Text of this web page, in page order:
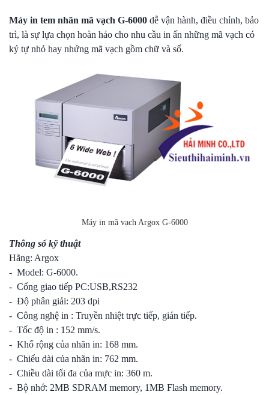
Máy in tem nhãn mã vạch G-6000 dễ vận hành, điều chỉnh, bảo
trì, là sự lựa chọn hoàn hảo cho nhu cầu in ấn những mã vạch có
ký tự nhỏ hay nhứng mã vạch gồm chữ và số.
Máy in mã vạch Argox G-6000
Thông số kỹ thuật
Hãng: Argox
- Model: G-6000.
- Cổng giao tiếp PC:USB,RS232
- Độ phân giải: 203 dpi
- Công nghệ in : Truyền nhiệt trực tiếp, gián tiếp.
- Tốc độ in : 152 mm/s.
- Khổ rộng của nhãn in: 168 mm.
- Chiểu dài của nhãn in: 762 mm.
- Chiều dài tối đa của mực in: 360 m.
- Bộ nhớ: 2MB SDRAM memory, 1MB Flash memory.